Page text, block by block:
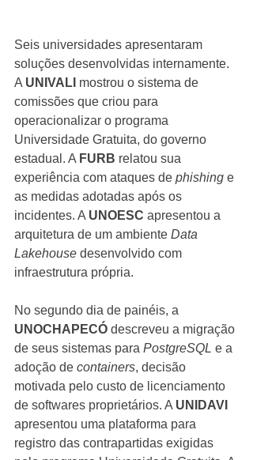
Seis universidades apresentaram
soluções desenvolvidas internamente.
A UNIVALI mostrou o sistema de
comissões que criou para
operacionalizar o programa
Universidade Gratuita, do governo
estadual. A FURB relatou sua
experiência com ataques de phishing e
as medidas adotadas após os
incidentes. A UNOESC apresentou a
arquitetura de um ambiente Data
Lakehouse desenvolvido com
infraestrutura própria.
No segundo dia de painéis, a
UNOCHAPECÓ descreveu a migração
de seus sistemas para PostgreSQL e a
adoção de containers, decisão
motivada pelo custo de licenciamento
de softwares proprietários. A UNIDAVI
apresentou uma plataforma para
registro das contrapartidas exigidas